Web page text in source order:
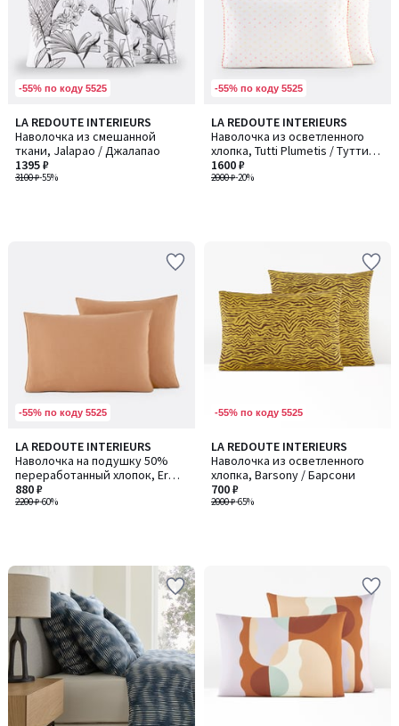
-55% по коду 5525
LA REDOUTE INTERIEURS
Наволочка из смешанной
ткани, Jalapao / Джалапао
3100 ₽-55%
1395 ₽
-55% по коду 5525
LA REDOUTE INTERIEURS
Наволочка из осветленного
хлопка, Tutti Plumetis / Тутти
Пламетис
2000 ₽-20%
1600 ₽
-55% по коду 5525
LA REDOUTE INTERIEURS
Наволочка на подушку 50%
переработанный хлопок, Erwin
/ Эрвин
2200 ₽-60%
880 ₽
-55% по коду 5525
LA REDOUTE INTERIEURS
Наволочка из осветленного
хлопка, Barsony / Барсони
2000 ₽-65%
700 ₽